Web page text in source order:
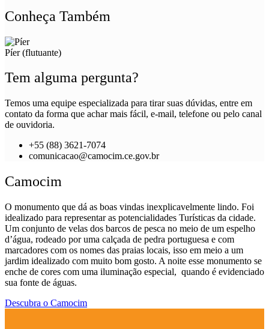
Conheça Também
Píer (flutuante)
Tem alguma pergunta?
Temos uma equipe especializada para tirar suas dúvidas, entre em
contato da forma que achar mais fácil, e-mail, telefone ou pelo canal
de ouvidoria.
+55 (88) 3621-7074
comunicacao@camocim.ce.gov.br
Camocim
O monumento que dá as boas vindas inexplicavelmente lindo. Foi
idealizado para representar as potencialidades Turísticas da cidade.
Um conjunto de velas dos barcos de pesca no meio de um espelho
d’água, rodeado por uma calçada de pedra portuguesa e com
marcadores com os nomes das praias locais, isso em meio a um
jardim idealizado com muito bom gosto. A noite esse monumento se
enche de cores com uma iluminação especial, quando é evidenciado
sua fonte de águas.
Descubra o Camocim